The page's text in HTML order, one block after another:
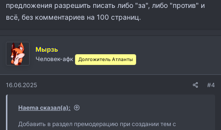
предложения разрешить писать либо "за", либо "против" и
всё, без комментариев на 100 страниц.
Мырзь
Человек-афк Долгожитель Атланты
16.06.2025 #4
Haema сказал(а):
Добавить в раздел премодерацию при создании тем с